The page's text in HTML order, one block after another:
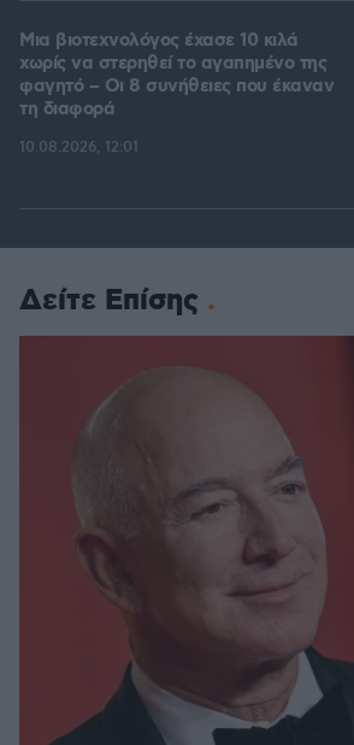
Μια βιοτεχνολόγος έχασε 10 κιλά
χωρίς να στερηθεί το αγαπημένο της
φαγητό – Οι 8 συνήθειες που έκαναν
τη διαφορά
10.08.2026, 12:01
Δείτε Επίσης